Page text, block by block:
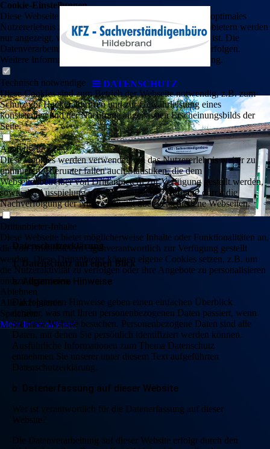
DATENSCHUTZ
Datenschutzerklärung
1. Datenschutz auf einen Blick
a. Allgemeine Hinweise
Die folgenden Hinweise geben einen einfachen Überblick
darüber, was mit Ihren personenbezogenen Daten passiert, wenn
Sie diese Website besuchen. Personenbezogene Daten sind alle
Daten, mit denen Sie persönlich identifiziert werden können.
Ausführliche Informationen zum Thema Datenschutz
entnehmen Sie unserer unter diesem Text aufgeführten
Datenschutzerklärung.
b. Datenerfassung auf dieser Website
Wer ist verantwortlich für die Datenerfassung auf dieser
Website?
Die Datenverarbeitung auf dieser Website erfolgt durch den
Cookie-Einstellungen
Diese Webseite verwendet Cookies, um Besuchern ein optimales
Nutzererlebnis zu bieten. Bestimmte Inhalte von Drittanbietern werden
nur angezeigt, wenn die entsprechende Option aktiviert ist. Die
Datenverarbeitung kann dann auch in einem Drittland erfolgen.
Weitere Informationen hierzu in der Datenschutzerklärung.
Technisch notwendige
Diese Cookies sind zum Betrieb der Webseite notwendig, z.B. zum
Schutz vor Hackerangriffen und zur Gewährleistung eines
konsistenten und der Nachfrage angepassten Erscheinungsbilds der
Seite.
Analytische
Diese Cookies werden verwendet, um das Nutzererlebnis weiter zu
optimieren. Hierunter fallen auch Statistiken, die dem
Webseitenbetreiber von Drittanbietern zur Verfügung gestellt werden,
sowie die Ausspielung von personalisierter Werbung durch die
Nachverfolgung der Nutzeraktivität über verschiedene Webseiten.
Drittanbieter-Inhalte
Diese Webseite bietet möglicherweise Inhalte oder Funktionalitäten an,
die von Drittanbietern eigenverantwortlich zur Verfügung gestellt
werden. Diese Drittanbieter können eigene Cookies setzen, z.B. um
die Nutzeraktivität zu verfolgen oder ihre Angebote zu personalisieren
und zu optimieren.
Ablehnen
Alle akzeptieren
Speichern
Mehr Informationen